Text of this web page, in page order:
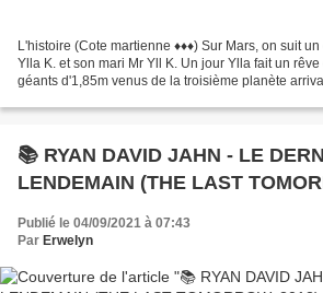
L'histoire (Cote martienne ♦♦♦) Sur Mars, on suit
Ylla K. et son mari Mr Yll K. Un jour Ylla fait un
géants d'1,85m venus de la troisième planète
📚 RYAN DAVID JAHN - LE
LENDEMAIN (THE LAST
Publié le 04/09/2021 à 07:43
Par Erwelyn